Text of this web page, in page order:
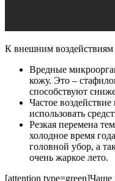
К внешним воздействиям
Вредные
кожу. Это –
способствуют
Частое
использовать
Резкая перемена
холодное время
головной убор, а
очень жаркое лето.
[attention type=green]Чаще